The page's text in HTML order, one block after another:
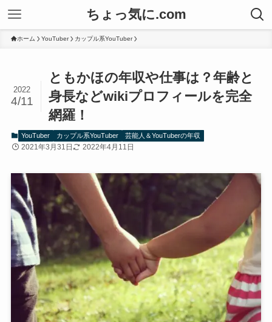
ちょっ気に.com
ホーム YouTuber カップル系YouTuber
ともかほの年収や仕事は？年齢と
身長などwikiプロフィールを完全
網羅！
2022
4/11
YouTuber カップル系YouTuber 芸能人＆YouTuberの年収
2021年3月31日 2022年4月11日